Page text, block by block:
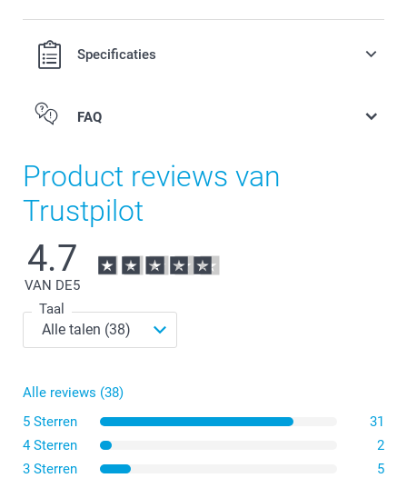
Specificaties
FAQ
De standaard fotomagneten zijn beschikbaar in rond
formaat met een diameter van 6,25 cm.
De vierkante magneten hebben een breedte en hoogte
van 5,65 cm.
De hartvomige magneten zijn 5,65 cm hoog en 6,25 cm
cirkelvormig met een diameter van 5,6 cm
of iets kleiner met een diameter van 3,7 cm.
Product reviews van
Trustpilot
4.7
VAN DE5
Taal
Alle reviews (38)
5 Sterren
31
4 Sterren
2
3 Sterren
5